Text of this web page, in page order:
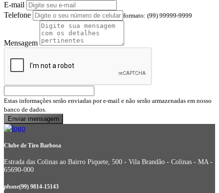
E-mail
Telefone
formato: (99) 99999-9999
Mensagem
Estas informações serão enviadas por e-mail e não serão armazenadas em nosso
banco de dados.
Clube de Tiro Barbosa
Estrada das Colinas ao Bairro Piquete, 500 - Vila Brandão - Colinas - MA -
65690-000
phone(99) 9814-15143